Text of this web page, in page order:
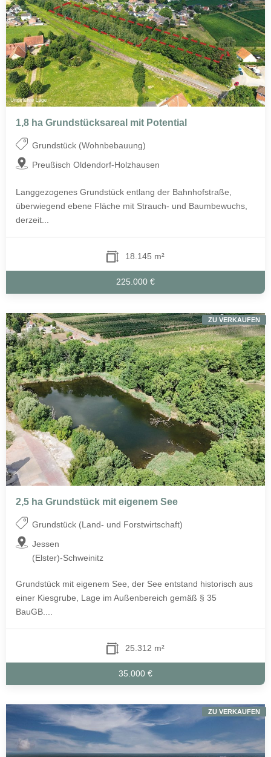
1,8 ha Grundstücksareal mit Potential
Grundstück (Wohnbebauung)
Preußisch Oldendorf-Holzhausen
Langgezogenes Grundstück entlang der Bahnhofstraße,
überwiegend ebene Fläche mit Strauch- und Baumbewuchs,
derzeit...
18.145 m²
225.000 €
2,5 ha Grundstück mit eigenem See
Grundstück (Land- und Forstwirtschaft)
Jessen
(Elster)-Schweinitz
Grundstück mit eigenem See, der See entstand historisch aus
einer Kiesgrube, Lage im Außenbereich gemäß § 35
BauGB....
25.312 m²
35.000 €
ZU VERKAUFEN
ZU VERKAUFEN